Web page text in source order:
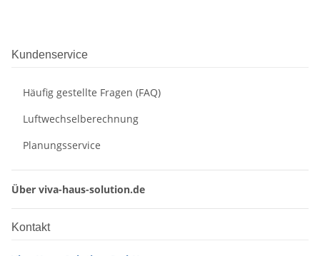
Kundenservice
Häufig gestellte Fragen (FAQ)
Luftwechselberechnung
Planungsservice
Über viva-haus-solution.de
Kontakt